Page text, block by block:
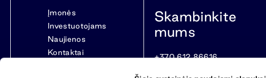
Įmonės
Investuotojams
Naujienos
Kontaktai
Skambinkite
mums
+370 612 86616